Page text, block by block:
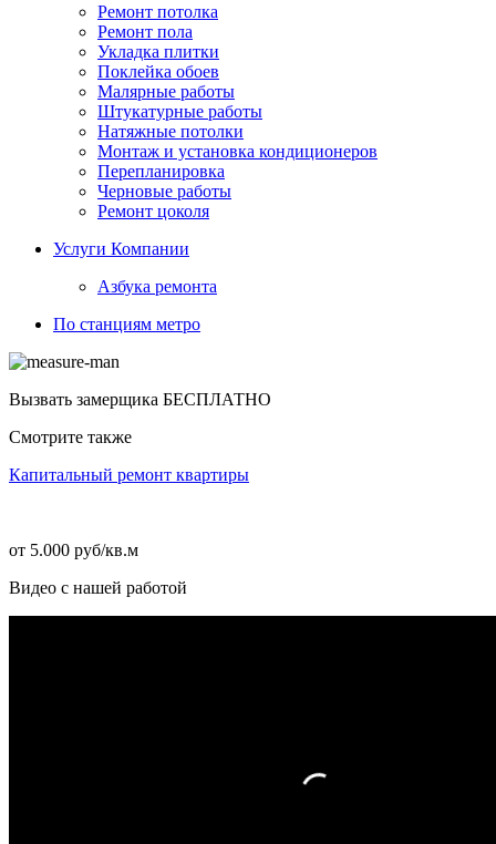
Ремонт потолка
Ремонт пола
Укладка плитки
Поклейка обоев
Малярные работы
Штукатурные работы
Натяжные потолки
Монтаж и установка кондиционеров
Перепланировка
Черновые работы
Ремонт цоколя
Услуги Компании
Азбука ремонта
По станциям метро
Вызвать замерщика БЕСПЛАТНО
Смотрите также
Капитальный ремонт квартиры
от 5.000 руб/кв.м
Видео с нашей работой